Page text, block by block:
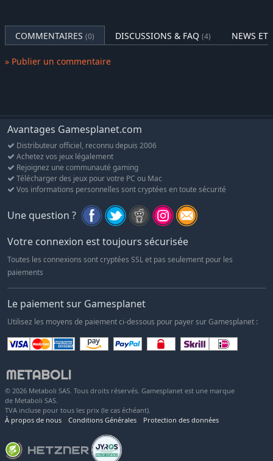
COMMENTAIRES (0) DISCUSSIONS & FAQ (4) NEWS ET
» Publier un commentaire
Avantages Gamesplanet.com
Distributeur officiel, reconnu depuis 2006
Achetez vos jeux légalement
Rejoignez une communauté gaming
Télécharger des jeux pour votre PC ou Mac
Vos informations personnelles sont cryptées en toute sécurité
Une question ?
Votre connexion est toujours sécurisée
Toutes les connexions sont cryptées SSL et pas seulement pour les
paiements
Le paiement sur Gamesplanet
Utilisez les moyens de paiement ci-dessous pour payer sur Gamesplanet :
© 2026 Metaboli SAS. Tous droits réservés. Gamesplanet est une marque
de Metaboli SAS.
TVA incluse pour tous les prix (le cas échéant).
À propos de nous
Conditions Générales Protection des données